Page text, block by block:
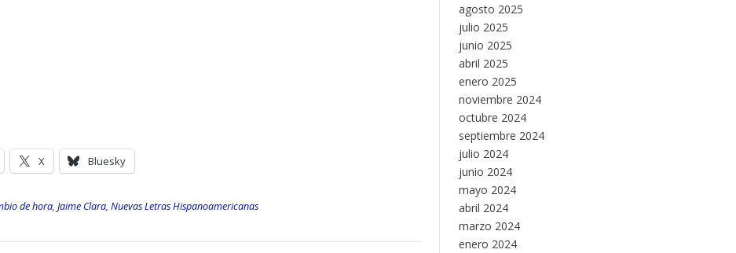
X Bluesky
de hora, Jaime Clara, Nuevas Letras Hispanoamericanas
agosto 2025
julio 2025
junio 2025
abril 2025
enero 2025
noviembre 2024
octubre 2024
septiembre 2024
julio 2024
junio 2024
mayo 2024
abril 2024
marzo 2024
enero 2024